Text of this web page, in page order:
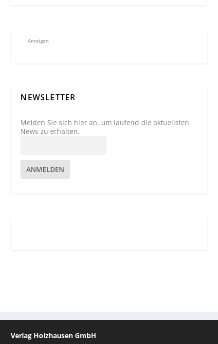
Anzeigen
NEWSLETTER
Melden Sie sich hier an, um laufend die aktuellsten
News zu erhalten.
ANMELDEN
Verlag Holzhausen GmbH